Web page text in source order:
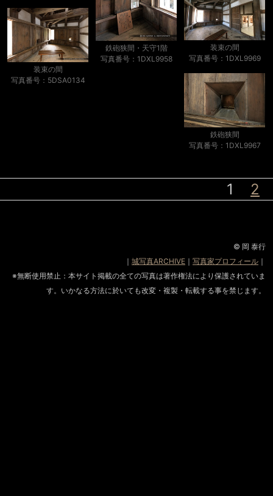
鉄砲狭間・天守1階
写真番号：1DXL9958
装束の間
写真番号：1DXL9969
装束の間
写真番号：5DSA0134
鉄砲狭間
写真番号：1DXL9967
1 2
© 岡 泰行
｜ 城写真ARCHIVE ｜ 写真家プロフィール ｜
※無断使用禁止：本サイト掲載の全ての写真は著作権法により保護されていま
す。いかなる方法に於いても改変・複製・転載する事を禁じます。